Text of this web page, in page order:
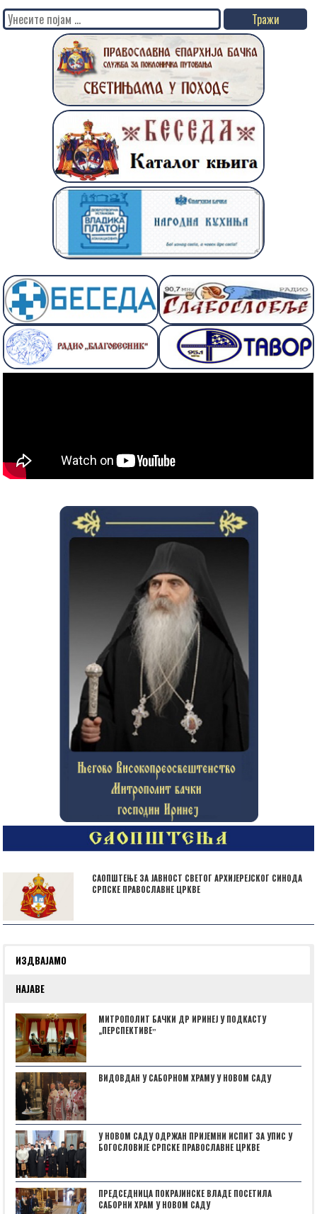
Search
for:
САОПШТЕЊЕ ЗА ЈАВНОСТ СВЕТОГ АРХИЈЕРЕЈСКОГ СИНОДА
СРПСКЕ ПРАВОСЛАВНЕ ЦРКВЕ
ИЗДВАЈАМО
НАЈАВЕ
МИТРОПОЛИТ БАЧКИ ДР ИРИНЕЈ У ПОДКАСТУ
„ПЕРСПЕКТИВЕˮ
ВИДОВДАН У САБОРНОМ ХРАМУ У НОВОМ САДУ
У НОВОМ САДУ ОДРЖАН ПРИЈЕМНИ ИСПИТ ЗА УПИС У
БОГОСЛОВИЈЕ СРПСКЕ ПРАВОСЛАВНЕ ЦРКВЕ
ПРЕДСЕДНИЦА ПОКРАЈИНСКЕ ВЛАДЕ ПОСЕТИЛА
САБОРНИ ХРАМ У НОВОМ САДУ